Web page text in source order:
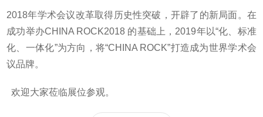
2018年学术会议改革取得历史性突破，开辟了的新局面。在
成功举办CHINA ROCK2018 的基础上，2019年以“化、标准
化、一体化”为方向，将“CHINA ROCK”打造成为世界学术会
议品牌。
欢迎大家莅临展位参观。